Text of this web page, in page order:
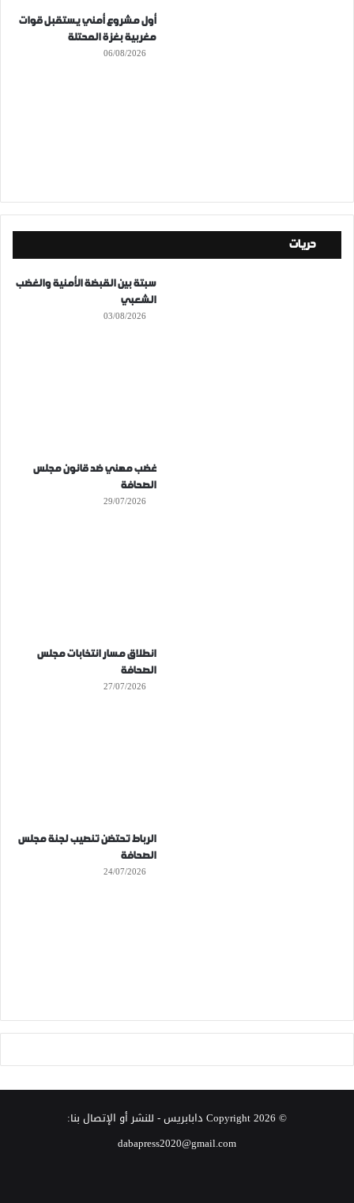
أول مشروع أمني يستقبل قوات
مغربية بغزة المحتلة
06/08/2026
حريات
سبتة بين القبضة الأمنية والغضب
الشعبي
03/08/2026
غضب مهني ضد قانون مجلس
الصحافة
29/07/2026
انطلاق مسار انتخابات مجلس
الصحافة
27/07/2026
الرباط تحتضن تنصيب لجنة مجلس
الصحافة
24/07/2026
© Copyright 2026 دابابريس- للنشر أو الإتصال بنا:
dabapress2020@gmail.com